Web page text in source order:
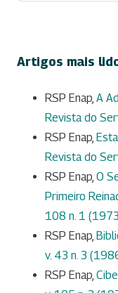
Artigos mais
RSP Enap, A
Revista do
RSP Enap,
Revista do
RSP Enap, O
Primeiro
108 n. 1
RSP Enap,
v. 43 n. 3
RSP Enap,